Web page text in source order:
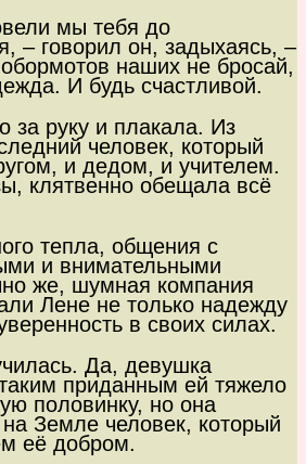
мы тебя до
– говорил он, задыхаясь, –
наших не бросай,
И будь счастливой.
за руку и плакала. Из
человек, который
и дедом, и учителем.
клятвенно обещала всё
тепла, общения с
и внимательными
же, шумная компания
Лене не только надежду
в своих силах.
Да, девушка
приданным ей тяжело
половинку, но она
Земле человек, который
её добром.